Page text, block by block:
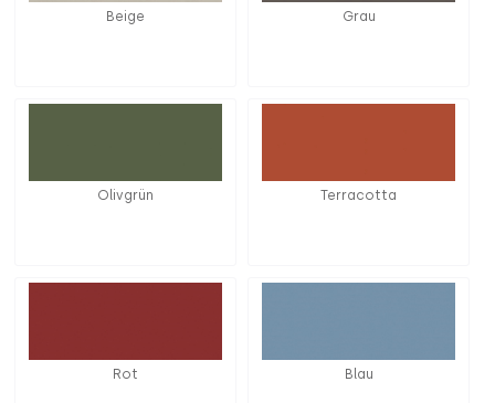
Beige Grau
Olivgrün Terracotta
Rot Blau